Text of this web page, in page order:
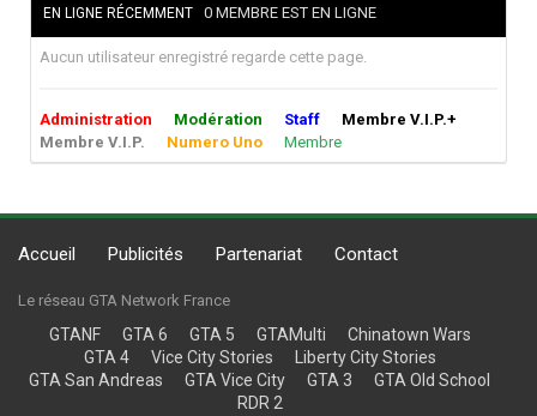
EN LIGNE RÉCEMMENT 0 MEMBRE EST EN LIGNE
Aucun utilisateur enregistré regarde cette page.
Administration Modération Staff
Membre V.I.P.+
Membre V.I.P.
Numero Uno Membre
Accueil Publicités Partenariat Contact
Le réseau GTA Network France
GTANF GTA 6 GTA 5 GTAMulti
Chinatown Wars
GTA 4
Vice City Stories
Liberty City Stories
GTA San Andreas
GTA Vice City GTA 3
GTA Old School
RDR 2